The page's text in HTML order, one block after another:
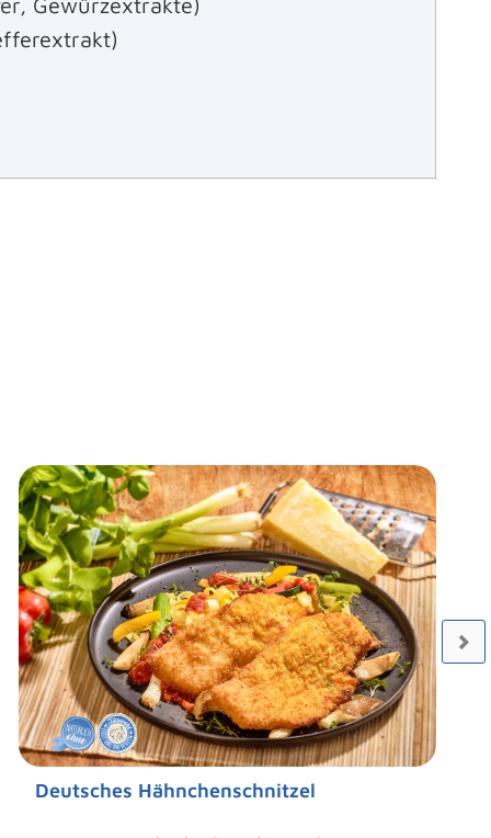
Gewürzextrakte)
Deutsches Hähnchenschnitzel